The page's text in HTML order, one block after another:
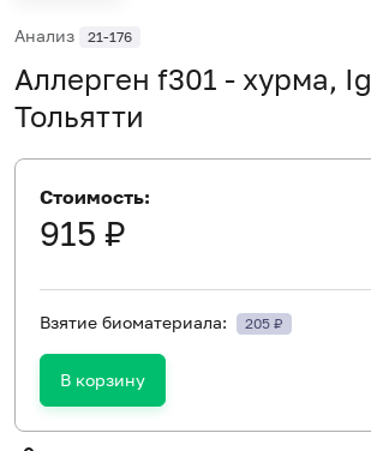
Анализ 21-176
Аллерген f301 - хурма,
Тольятти
Стоимость:
915 ₽
Взятие биоматериала: 205 ₽
В корзину